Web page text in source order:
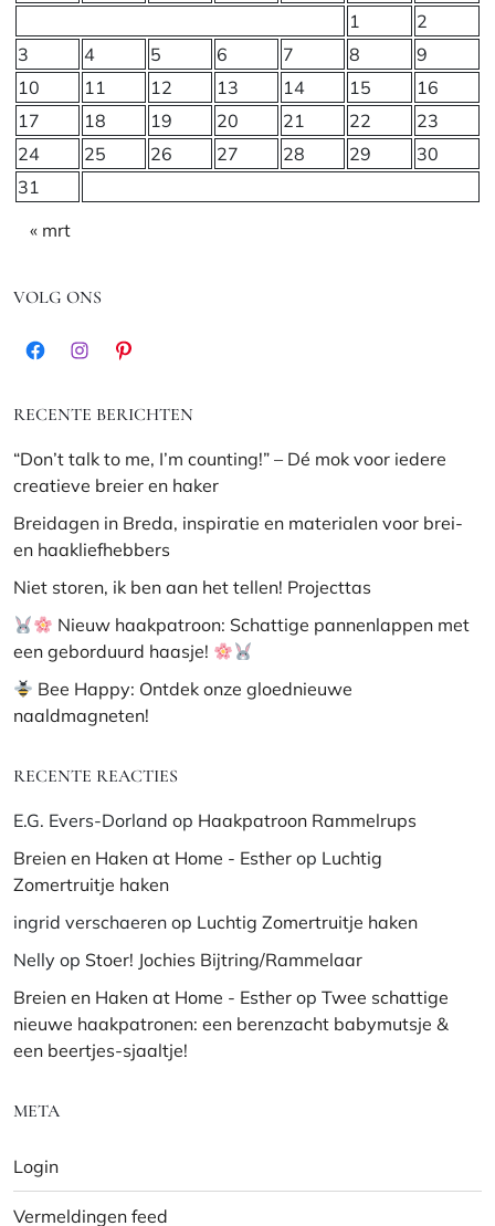
1
2
3
4 5 6 7 8
9
10
11 12 13 14 15
16
17
18 19 20 21 22
23
24
25 26 27 28 29
30
31
« mrt
VOLG ONS
FacebookInstagramPinterest
RECENTE BERICHTEN
“Don’t talk to me, I’m counting!” – Dé mok voor iedere
creatieve breier en haker
Breidagen in Breda, inspiratie en materialen voor brei-
en haakliefhebbers
Niet storen, ik ben aan het tellen! Projecttas
Nieuw haakpatroon: Schattige pannenlappen met
een geborduurd haasje!
Bee Happy: Ontdek onze gloednieuwe
naaldmagneten!
RECENTE REACTIES
E.G. Evers-Dorland op Haakpatroon Rammelrups
Breien en Haken at Home - Esther op Luchtig
Zomertruitje haken
ingrid verschaeren op Luchtig Zomertruitje haken
Nelly op Stoer! Jochies Bijtring/Rammelaar
Breien en Haken at Home - Esther op Twee schattige
nieuwe haakpatronen: een berenzacht babymutsje &
een beertjes-sjaaltje!
META
Login
Vermeldingen feed